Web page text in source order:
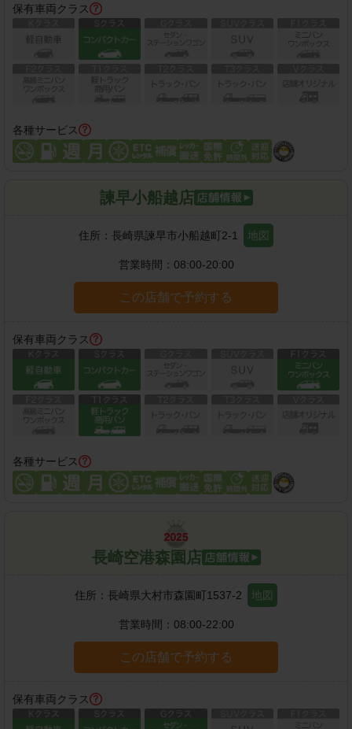
保有車両クラス
各種サービス
諫早小船越店
住所： 長崎県諫早市小船越町2-1 地図
営業時間： 08:00-20:00
この店舗で予約する
保有車両クラス
各種サービス
長崎空港森園店
住所： 長崎県大村市森園町1537-2 地図
営業時間： 08:00-22:00
この店舗で予約する
保有車両クラス